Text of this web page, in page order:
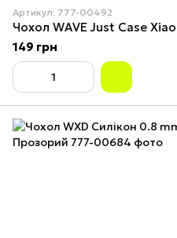
Артикул: 777-00492
Чохол WAVE Just Case
149 грн